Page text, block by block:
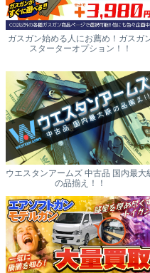
ガスガン始める人にお薦め！ガスガ
スターターオプション！！
ウエスタンアームズ 中古品 国内最大
の品揃え！！